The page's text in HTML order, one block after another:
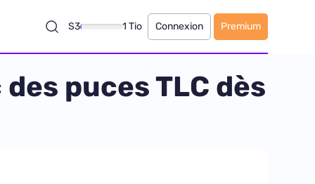
S3 1 Tio Connexion Premium
puces TLC dès